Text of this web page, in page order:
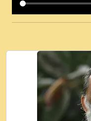
कई पकड क मर
Ki - Krishna
#Ishwar
जब से गीता
Rishikesh -
तन हल दल द